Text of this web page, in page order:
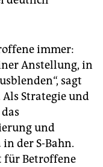
immer:
Anstellung, in
sagt
Strategie und
und
der S-Bahn.
für Betroffene